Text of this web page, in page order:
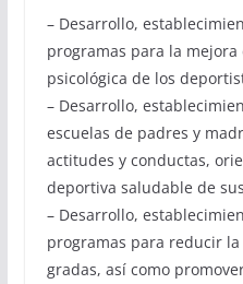
– Desarrollo,
programas para la
psicológica de los
– Desarrollo,
escuelas de padres y
actitudes y conductas,
deportiva saludable de
– Desarrollo,
programas para reducir
gradas, así como